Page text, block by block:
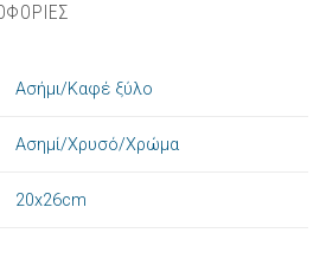
Ασήμι/Καφέ ξύλο
Ασημί/Χρυσό/Χρώμα
20x26cm